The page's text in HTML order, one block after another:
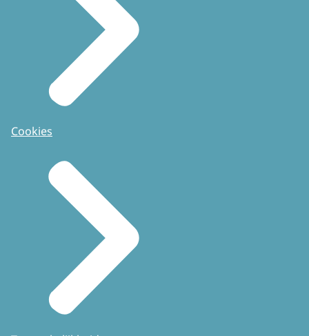
Cookies